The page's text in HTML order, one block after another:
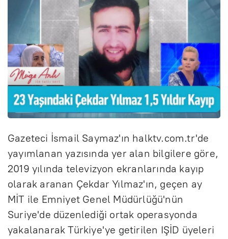
Gazeteci İsmail Saymaz'ın halktv.com.tr'de
yayımlanan yazısında yer alan bilgilere göre,
2019 yılında televizyon ekranlarında kayıp
olarak aranan Çekdar Yılmaz'ın, geçen ay
MİT ile Emniyet Genel Müdürlüğü'nün
Suriye'de düzenlediği ortak operasyonda
yakalanarak Türkiye'ye getirilen IŞİD üyeleri